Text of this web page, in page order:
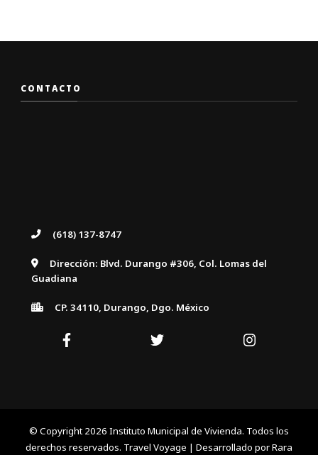
CONTACTO
(618) 137-8747
Dirección: Blvd. Durango #306, Col. Lomas del
Guadiana
CP. 34110, Durango, Dgo. México
© Copyright 2026 Instituto Municipal de Vivienda. Todos los
derechos reservados. Travel Voyage | Desarrollado porRara